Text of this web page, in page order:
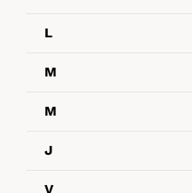
L
M
M
J
V